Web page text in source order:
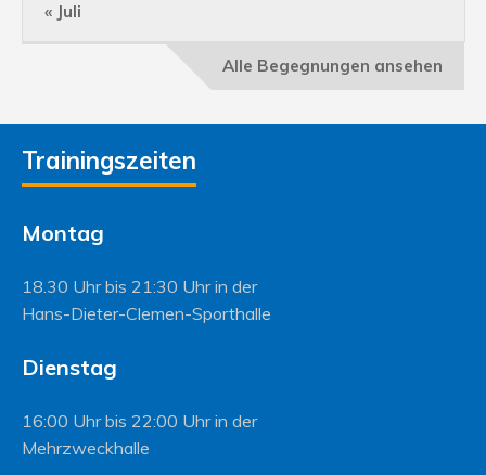
« Juli
Alle Begegnungen ansehen
Trainingszeiten
Montag
18.30 Uhr bis 21:30 Uhr in der
Hans-Dieter-Clemen-Sporthalle
Dienstag
16:00 Uhr bis 22:00 Uhr in der
Mehrzweckhalle